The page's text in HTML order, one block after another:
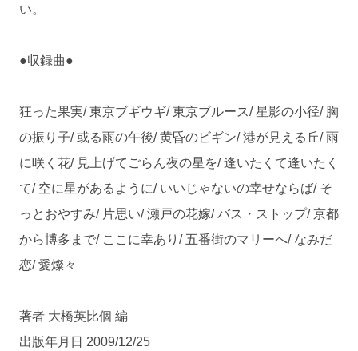
い。
●収録曲●
狂った果実/ 東京ブギウギ/ 東京ブルース/ 星影の小径/ 胸
の振り子/ 或る雨の午後/ 黄昏のビギン/ 港が見える丘/ 雨
に咲く花/ 見上げてごらん夜の星を/ 逢いたくて逢いたく
て/ 空に星があるように/ いいじゃないの幸せならば/ そ
っとおやすみ/ 片思い/ 瀬戸の花嫁/ バス・ストップ/ 京都
から博多まで/ ここに幸あり/ 五番街のマリーへ/ なみだ
恋/ 愛燦々
著者 大橋英比個 編
出版年月日 2009/12/25